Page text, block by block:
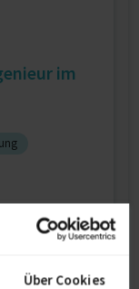
Über Cookies
im